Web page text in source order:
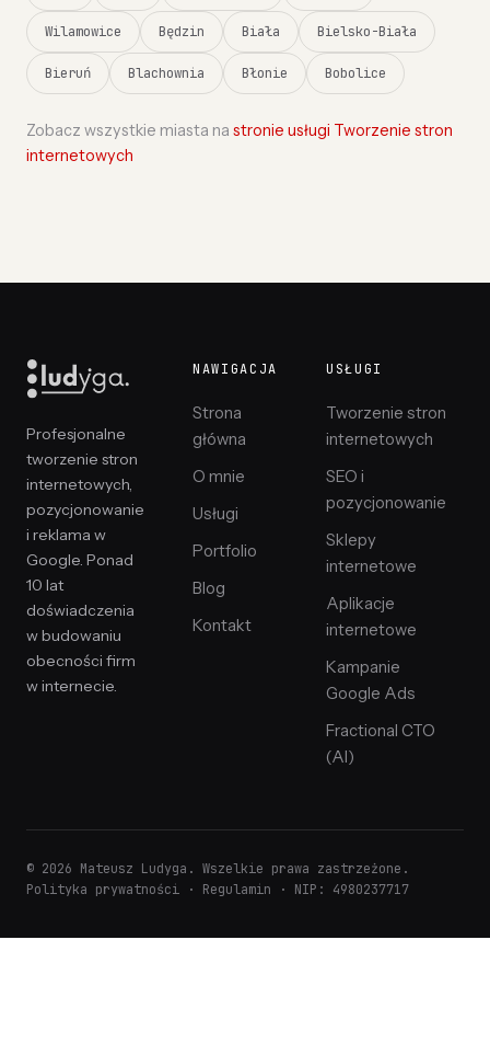
Wilamowice Będzin Biała Bielsko-Biała
Bieruń Blachownia Błonie Bobolice
Zobacz wszystkie miasta na stronie usługi Tworzenie stron
internetowych
Profesjonalne
tworzenie stron
internetowych,
pozycjonowanie
i reklama w
Google. Ponad
10 lat
doświadczenia
w budowaniu
obecności firm
w internecie.
NAWIGACJA
Strona
główna
O mnie
Usługi
Portfolio
Blog
Kontakt
USŁUGI
Tworzenie stron
internetowych
SEO i
pozycjonowanie
Sklepy
internetowe
Aplikacje
internetowe
Kampanie
Google Ads
Fractional CTO
(AI)
© 2026 Mateusz Ludyga. Wszelkie prawa zastrzeżone.
Polityka prywatności · Regulamin · NIP: 4980237717